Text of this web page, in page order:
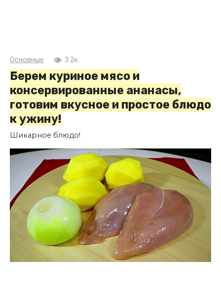
Основные 3.2к.
Берем куриное мясо и
консервированные ананасы,
готовим вкусное и простое блюдо
к ужину!
Шикарное блюдо!